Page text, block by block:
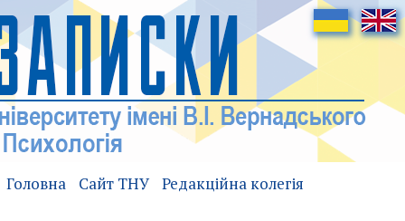
Головна Сайт ТНУ Редакційна колегія